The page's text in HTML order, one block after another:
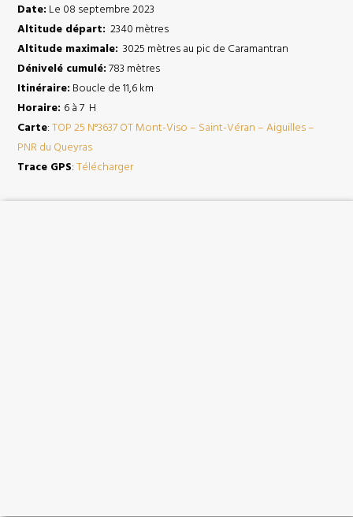
Date: Le 08 septembre 2023
Altitude départ: 2340 mètres
Altitude maximale: 3025 mètres au pic de Caramantran
Dénivelé cumulé: 783 mètres
Itinéraire: Boucle de 11,6 km
Horaire: 6 à 7 H
Carte:TOP 25 N°3637 OT Mont-Viso – Saint-Véran – Aiguilles –
PNR du Queyras
Trace GPS:Télécharger